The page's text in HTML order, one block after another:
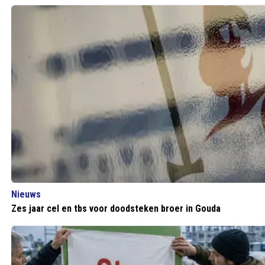
Nieuws
Zes jaar cel en tbs voor doodsteken broer in Gouda